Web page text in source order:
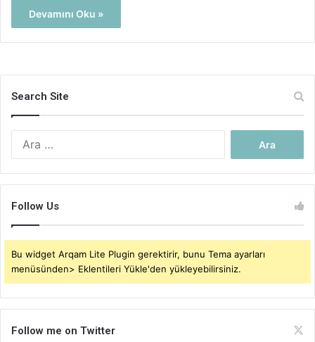
Devamını Oku »
Search Site
Follow Us
Bu widget Arqam Lite Plugin gerektirir, bunu Tema ayarları
menüsünden> Eklentileri Yükle'den yükleyebilirsiniz.
Follow me on Twitter